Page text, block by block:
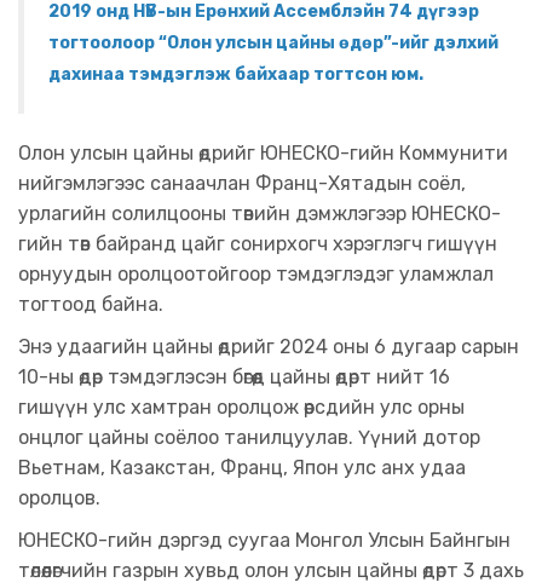
2019 онд НҮБ-ын Ерөнхий Ассемблэйн 74 дүгээр
тогтоолоор “Олон улсын цайны өдөр”-ийг дэлхий
дахинаа тэмдэглэж байхаар тогтсон юм.
Олон улсын цайны өдрийг ЮНЕСКО-гийн Коммунити
нийгэмлэгээс санаачлан Франц-Хятадын соёл,
урлагийн солилцооны төвийн дэмжлэгээр ЮНЕСКО-
гийн төв байранд цайг сонирхогч хэрэглэгч гишүүн
орнуудын оролцоотойгоор тэмдэглэдэг уламжлал
тогтоод байна.
Энэ удаагийн цайны өдрийг 2024 оны 6 дугаар сарын
10-ны өдөр тэмдэглэсэн бөгөөд цайны өдөрт нийт 16
гишүүн улс хамтран оролцож өөрсдийн улс орны
онцлог цайны соёлоо танилцуулав. Үүний дотор
Вьетнам, Казакстан, Франц, Япон улс анх удаа
оролцов.
ЮНЕСКО-гийн дэргэд суугаа Монгол Улсын Байнгын
төлөөлөгчийн газрын хувьд олон улсын цайны өдөрт 3 дахь